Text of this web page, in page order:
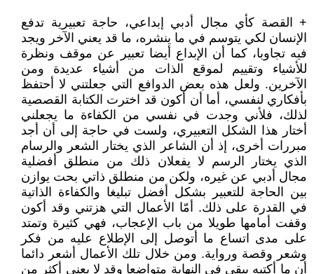
+ القصة كأي مجال أدبي إبداعي، حاجة تعبيرية تدفع
الإنسان لكي يتوسم في ما ينشره، ما قد يعني الآخر ويجد
فيه تجاوبا، كما أن الإبداع أيضا تعبير عن موقف ونظرة
للأشياء وتقييم لموقع الذات من أشياء عديدة ومن
الآخرين. ولعل هذه بعض الدوافع التي جعلتني لا أحتفظ
بأفكاري لنفسي، أما أن أكون قد اخترت الكتابة القصصية
لذلك، فلأني وجدت في نفسي من الكفاءة ما يجعلني
أختار هذا الشكل التعبيري، ولست في حاجة إلى أن أجد
مبررات أخرى، إذ أن الشاعر الذي يختار الشعر والرسام
الذي يختار الرسم لا يفعلان ذلك من منطلق أفضلية
مجال أدبي عن غيره، ولكن من منطلق ذاتي بحت يوازن
بين الحاجة للتعبير بشكل أفضل تبليغا والكفاءة الذاتية
في القدرة على ذلك. أمّا الأعمال التي هزتني وقد أكون
وقفت أمامها طويلا من باب الإعجاب، فهي كثيرة وتمتد
على مدى اتساع ما أتوصل إلى الإطلاع عليه من فكر
وشعر وقصة ورواية. ومن خلال تلك الأعمال أشعر دائما
أن ما أكتبه يبقى في النهاية متواضعا وقد لا يعني أكثر من